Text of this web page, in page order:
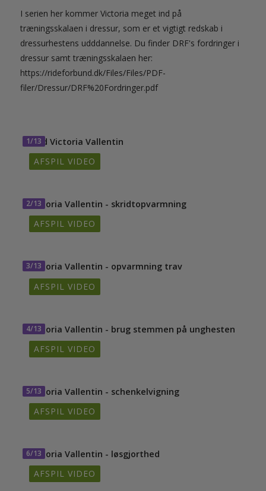
I serien her kommer Victoria meget ind på
træningsskalaen i dressur, som er et vigtigt redskab i
dressurhestens udddannelse. Du finder DRF's fordringer i
dressur samt træningsskalaen her:
https://rideforbund.dk/Files/Files/PDF-
filer/Dressur/DRF%20Fordringer.pdf
1/13
Mød Victoria Vallentin
AFSPIL VIDEO
2/13
Victoria Vallentin - skridtopvarmning
AFSPIL VIDEO
3/13
Victoria Vallentin - opvarmning trav
AFSPIL VIDEO
4/13
Victoria Vallentin - brug stemmen på unghesten
AFSPIL VIDEO
5/13
Victoria Vallentin - schenkelvigning
AFSPIL VIDEO
6/13
Victoria Vallentin - løsgjorthed
AFSPIL VIDEO